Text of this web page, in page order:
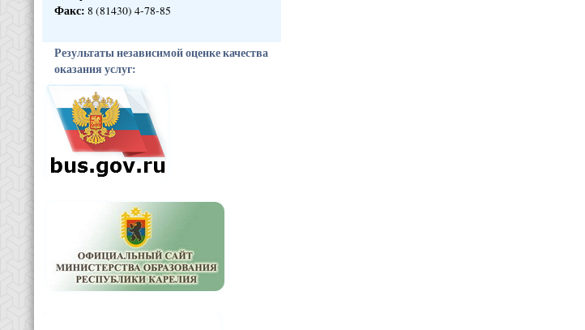
Факс: 8 (81430) 4-78-85
Результаты независимой оценке качества
оказания услуг: